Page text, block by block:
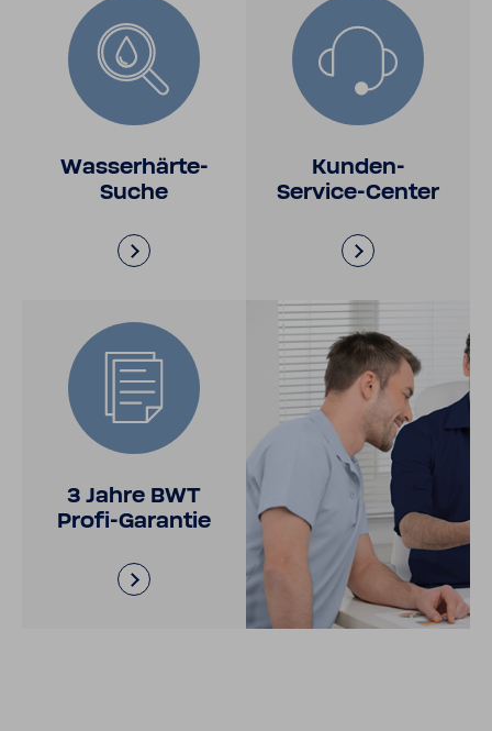
Wasserhärte-​
Suche
Kunden-​
Service-Center
3 Jahre BWT
Profi-​Garantie